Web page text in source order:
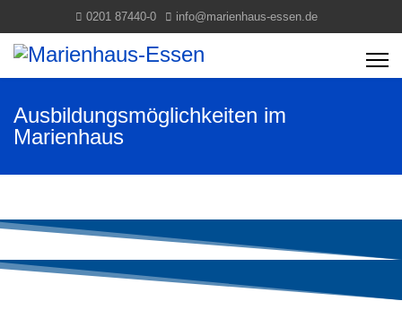
0201 87440-0 info@marienhaus-essen.de
Ausbildungsmöglichkeiten im
Marienhaus